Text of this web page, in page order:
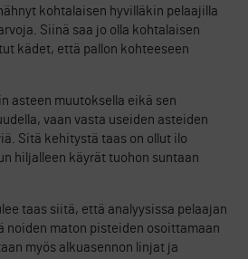
kohtalaisen hyvilläkin pelaajilla
Siinä saa jo olla kohtalaisen
kädet, että pallon kohteeseen
asteen muutoksella eikä sen
vaan vasta useiden asteiden
Sitä kehitystä taas on ollut ilo
hiljalleen käyrät tuohon suntaan
taas siitä, että analyysissa pelaajan
noiden maton pisteiden osoittamaan
myös alkuasennon linjat ja